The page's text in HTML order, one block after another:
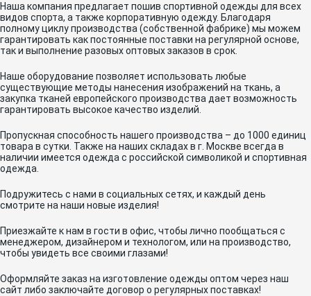
Наша компания предлагает пошив спортивной одежды для всех
видов спорта, а также корпоративную одежду. Благодаря
полному циклу производства (собственной фабрике) мы можем
гарантировать как постоянные поставки на регулярной основе,
так и выполнение разовых оптовых заказов в срок.
Наше оборудование позволяет использовать любые
существующие методы нанесения изображений на ткань, а
закупка тканей европейского производства дает возможность
гарантировать высокое качество изделий.
Пропускная способность нашего производства – до 1000 единиц
товара в сутки. Также на наших складах в г. Москве всегда в
наличии имеется одежда с российской символикой и спортивная
одежда.
Подружитесь с нами в социальных сетях, и каждый день
смотрите на наши новые изделия!
Приезжайте к нам в гости в офис, чтобы лично пообщаться с
менеджером, дизайнером и технологом, или на производство,
чтобы увидеть все своими глазами!
Оформляйте заказ на изготовление одежды оптом через наш
сайт либо заключайте договор о регулярных поставках!